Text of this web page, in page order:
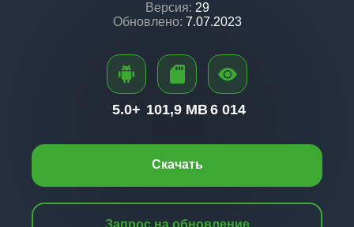
Версия: 29
Обновлено: 7.07.2023
Скачать
Запрос на обновление
5.0+ 101,9 MB6 014